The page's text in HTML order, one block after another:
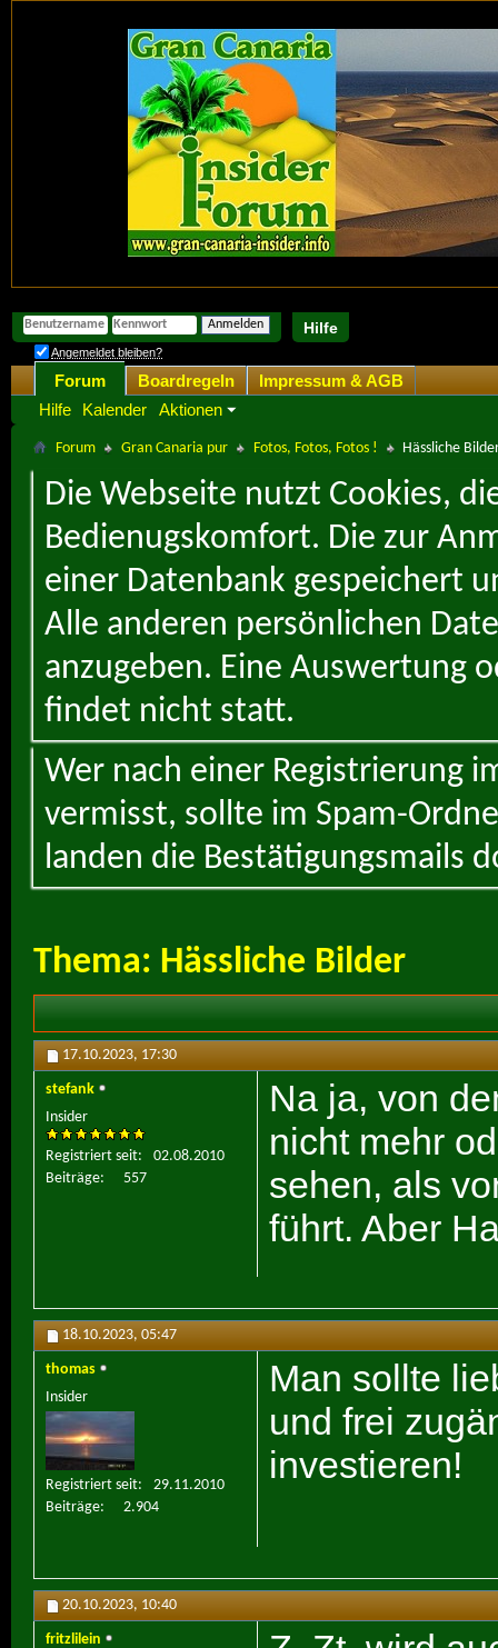
Hilfe
Angemeldet bleiben?
Forum
Hilfe
Kalender Aktionen
Boardregeln Impressum & AGB
Forum Gran Canaria pur Fotos, Fotos, Fotos ! Hässliche
Die Webseite nutzt Cookies,
Bedienugskomfort. Die zur
einer Datenbank gespeichert
Alle anderen persönlichen
anzugeben. Eine Auswertung
findet nicht statt.
Wer nach einer Registrierung
vermisst, sollte im Spam-
landen die Bestätigungsmails
Thema: Hässliche Bilder
17.10.2023, 17:30
stefank
Insider
Registriert seit
02.08.2010
Beiträge
557
Na ja, von
nicht mehr
sehen, als
führt. Aber
18.10.2023, 05:47
thomas
Insider
Registriert seit
29.11.2010
Beiträge
2.904
Man sollte
und frei
investieren!
20.10.2023, 10:40
fritzlilein